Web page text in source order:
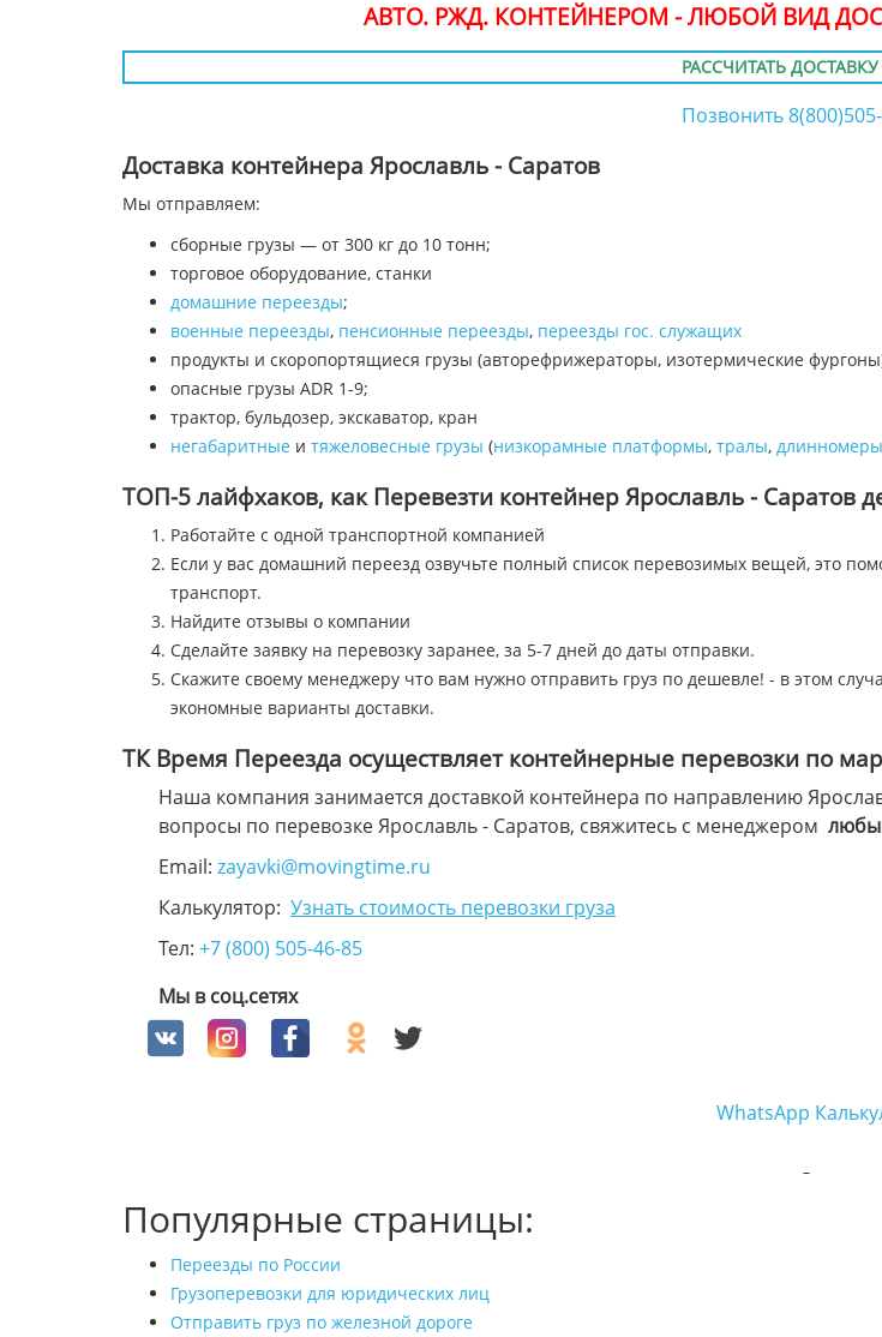
АВТО. РЖД. КОНТЕЙНЕРОМ - ЛЮБОЙ ВИД
РАССЧИТАТЬ ДОСТАВКУ
Позвонить
Доставка контейнера Ярославль - Саратов
Мы отправляем:
сборные грузы — от 300 кг до 10 тонн;
торговое оборудование, станки
домашние переезды;
военные переезды, пенсионные переезды, переезды гос. служащих
продукты и скоропортящиеся грузы (авторефрижераторы, изотермические
опасные грузы ADR 1-9;
трактор, бульдозер, экскаватор, кран
негабаритные и тяжеловесные грузы (низкорамные платформы, тралы, длинномеры
ТОП-5 лайфхаков, как Перевезти контейнер Ярославль - Саратов
Работайте с одной транспортной компанией
Если у вас домашний переезд озвучьте полный список перевозимых вещей, это
транспорт.
Найдите отзывы о компании
Сделайте заявку на перевозку заранее, за 5-7 дней до даты отправки.
Скажите своему менеджеру что вам нужно отправить груз по дешевле! - в этом
экономные варианты доставки.
ТК Время Переезда осуществляет контейнерные перевозки по
Наша компания занимается доставкой контейнера по направлению
вопросы по перевозке Ярославль - Саратов, свяжитесь с менеджером
Email: zayavki@movingtime.ru
Калькулятор: Узнать стоимость перевозки груза
Тел: +7 (800) 505-46-85
Мы в соц.сетях
WhatsApp
Популярные страницы:
Переезды по России
Грузоперевозки для юридических лиц
Отправить груз по железной дороге